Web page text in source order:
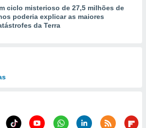
ciclo misterioso de 27,5 milhões de
poderia explicar as maiores
da Terra